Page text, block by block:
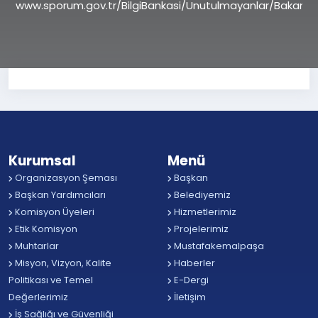
www.sporum.gov.tr/BilgiBankasi/Unutulmayanlar/
Kurumsal
Organizasyon Şeması
Başkan Yardımcıları
Komisyon Üyeleri
Etik Komisyon
Muhtarlar
Misyon, Vizyon, Kalite
Politikası ve Temel
Değerlerimiz
İş Sağlığı ve Güvenliği
Menü
Başkan
Belediyemiz
Hizmetlerimiz
Projelerimiz
Mustafakemalpaşa
Haberler
E-Dergi
İletişim